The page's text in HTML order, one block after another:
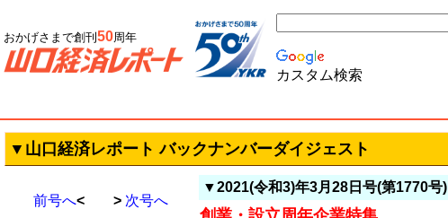
おかげさまで創刊 50周年
カスタム検索
▼山口経済レポート バックナンバーダイジェスト
前号へ< > 次号へ
▼2021(令和3)年3月28日号(第1770号)